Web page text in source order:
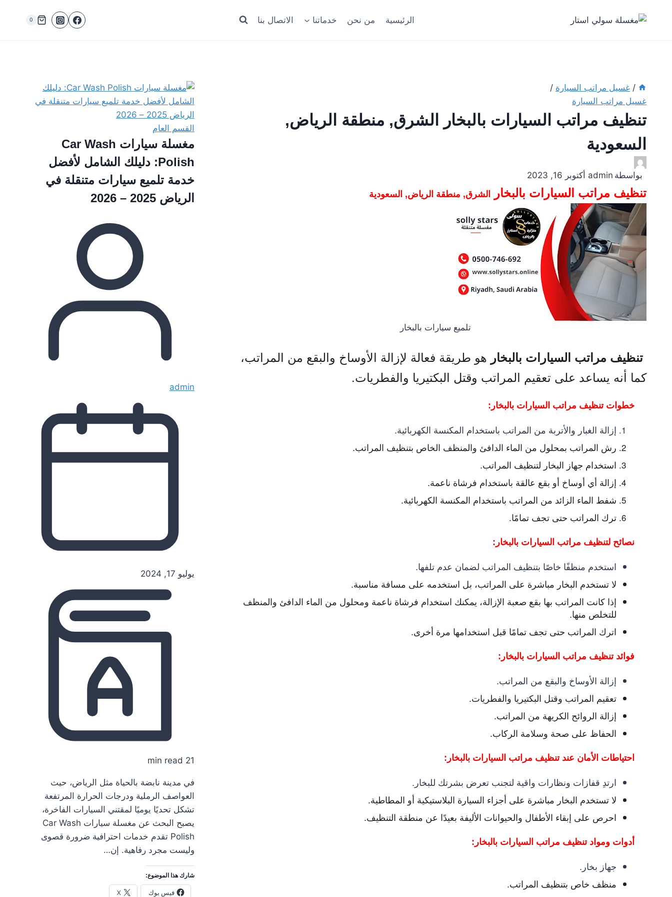
الرئيسية من نحن خدماتنا الاتصال بنا 0
/ غسيل مراتب السيارة /
غسيل مراتب السيارة
تنظيف مراتب السيارات بالبخار الشرق, منطقة الرياض,
السعودية
بواسطة admin أكتوبر 16, 2023
تنظيف مراتب السيارات بالبخار الشرق, منطقة الرياض, السعودية
تلميع سيارات بالبخار
تنظيف مراتب السيارات بالبخار هو طريقة فعالة لإزالة الأوساخ والبقع من المراتب،
كما أنه يساعد على تعقيم المراتب وقتل البكتيريا والفطريات.
خطوات تنظيف مراتب السيارات بالبخار:
إزالة الغبار والأتربة من المراتب باستخدام المكنسة الكهربائية.
رش المراتب بمحلول من الماء الدافئ والمنظف الخاص بتنظيف المراتب.
استخدام جهاز البخار لتنظيف المراتب.
إزالة أي أوساخ أو بقع عالقة باستخدام فرشاة ناعمة.
شفط الماء الزائد من المراتب باستخدام المكنسة الكهربائية.
ترك المراتب حتى تجف تمامًا.
نصائح لتنظيف مراتب السيارات بالبخار:
استخدم منظفًا خاصًا بتنظيف المراتب لضمان عدم تلفها.
لا تستخدم البخار مباشرة على المراتب، بل استخدمه على مسافة مناسبة.
إذا كانت المراتب بها بقع صعبة الإزالة، يمكنك استخدام فرشاة ناعمة ومحلول من الماء الدافئ والمنظف
للتخلص منها.
اترك المراتب حتى تجف تمامًا قبل استخدامها مرة أخرى.
فوائد تنظيف مراتب السيارات بالبخار:
إزالة الأوساخ والبقع من المراتب.
تعقيم المراتب وقتل البكتيريا والفطريات.
إزالة الروائح الكريهة من المراتب.
الحفاظ على صحة وسلامة الركاب.
احتياطات الأمان عند تنظيف مراتب السيارات بالبخار:
ارتدِ قفازات ونظارات واقية لتجنب تعرض بشرتك للبخار.
لا تستخدم البخار مباشرة على أجزاء السيارة البلاستيكية أو المطاطية.
احرص على إبقاء الأطفال والحيوانات الأليفة بعيدًا عن منطقة التنظيف.
أدوات ومواد تنظيف مراتب السيارات بالبخار:
جهاز بخار.
منظف خاص بتنظيف المراتب.
القسم العام
مغسلة سيارات Car Wash
Polish: دليلك الشامل لأفضل
خدمة تلميع سيارات متنقلة في
الرياض 2025 – 2026
admin
يوليو 17, 2024
21 min read
في مدينة نابضة بالحياة مثل الرياض، حيث
العواصف الرملية ودرجات الحرارة المرتفعة
تشكل تحديًا يوميًا لمقتني السيارات الفاخرة،
يصبح البحث عن مغسلة سيارات Car Wash
Polish تقدم خدمات احترافية ضرورة قصوى
وليست مجرد رفاهية. إن…
شارك هذا الموضوع:
فيس بوك X